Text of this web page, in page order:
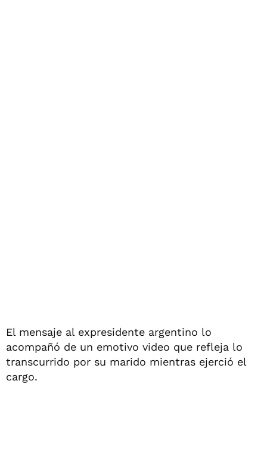
El mensaje al expresidente argentino lo
acompañó de un emotivo video que refleja lo
transcurrido por su marido mientras ejerció el
cargo.